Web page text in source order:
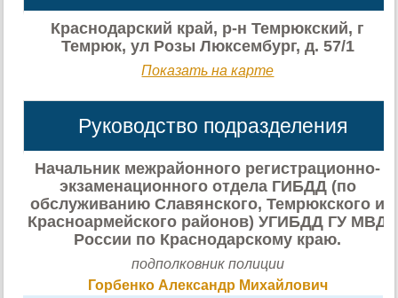
Краснодарский край, р-н Темрюкский, г
Темрюк, ул Розы Люксембург, д. 57/1
Показать на карте
Руководство подразделения
Начальник межрайонного регистрационно-
экзаменационного отдела ГИБДД (по
обслуживанию Славянского, Темрюкского и
Красноармейского районов) УГИБДД ГУ МВД
России по Краснодарскому краю.
подполковник полиции
Горбенко Александр Михайлович